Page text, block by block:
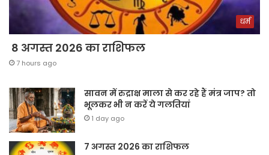
धर्म
8 अगस्त 2026 का राशिफल
7 hours ago
सावन में रुद्राक्ष माला से कर रहे हैं मंत्र जाप? तो
भूलकर भी न करें ये गलतियां
1 day ago
7 अगस्त 2026 का राशिफल